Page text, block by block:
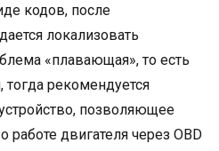
кодов, после
локализовать
«плавающая», то есть
тогда рекомендуется
позволяющее
двигателя через OBD